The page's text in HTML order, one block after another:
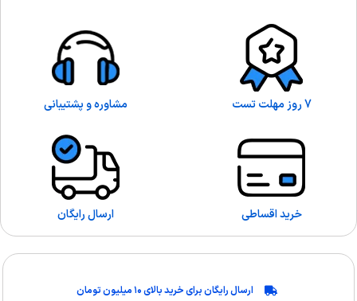
7 روز مهلت تست مشاوره و پشتیبانی
خرید اقساطی ارسال رایگان
ارسال رایگان برای خرید بالای ۱۰ میلیون تومان